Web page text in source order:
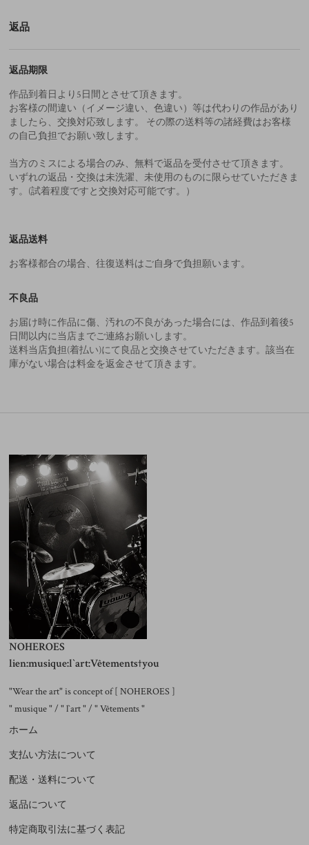
返品
返品期限
作品到着日より5日間とさせて頂きます。
お客様の間違い（イメージ違い、色違い）等は代わりの作品があり
ましたら、交換対応致します。 その際の送料等の諸経費はお客様
の自己負担でお願い致します。
当方のミスによる場合のみ、無料で返品を受付させて頂きます。
いずれの返品・交換は未洗濯、未使用のものに限らせていただきま
す。(試着程度ですと交換対応可能です。）
返品送料
お客様都合の場合、往復送料はご自身で負担願います。
不良品
お届け時に作品に傷、汚れの不良があった場合には、作品到着後5
日間以内に当店までご連絡お願いします。
送料当店負担(着払い)にて良品と交換させていただきます。該当在
庫がない場合は料金を返金させて頂きます。
NOHEROES
lien:musique:l`art:Vêtements†you
"Wear the art" is concept of [ NOHEROES ]
" musique " / " l`art " / " Vêtements "
ホーム
支払い方法について
配送・送料について
返品について
特定商取引法に基づく表記